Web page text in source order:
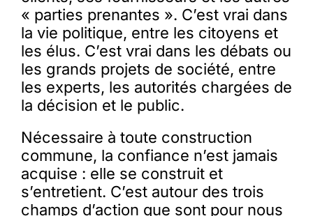
« parties prenantes ». C’est vrai dans
la vie politique, entre les citoyens et
les élus. C’est vrai dans les débats ou
les grands projets de société, entre
les experts, les autorités chargées de
la décision et le public.
Nécessaire à toute construction
commune, la confiance n’est jamais
acquise : elle se construit et
s’entretient. C’est autour des trois
champs d’action que sont pour nous